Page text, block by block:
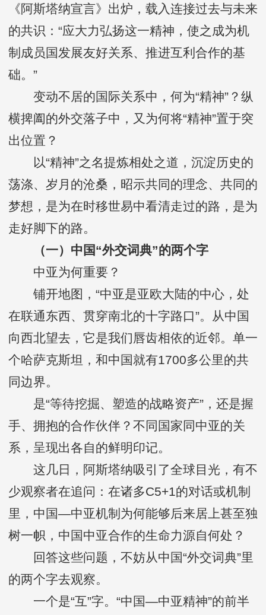
《阿斯塔纳宣言》出炉，载入连接过去与未来
的共识：“应大力弘扬这一精神，使之成为机
制成员国发展友好关系、推进互利合作的基
础。”
变动不居的国际关系中，何为“精神”？纵
横捭阖的外交落子中，又为何将“精神”置于突
出位置？
以“精神”之名提炼相处之道，沉淀历史的
荡涤、岁月的沧桑，昭示共同的理念、共同的
梦想，是为在时移世易中看清走过的路，是为
走好脚下的路。
（一）中国“外交词典”的两个字
中亚为何重要？
铺开地图，“中亚是亚欧大陆的中心，处
在联通东西、贯穿南北的十字路口”。从中国
向西北望去，它是我们唇齿相依的近邻。单一
个哈萨克斯坦，和中国就有1700多公里的共
同边界。
是“等待挖掘、塑造的战略资产”，还是握
手、拥抱的合作伙伴？不同国家同中亚的关
系，呈现出各自的鲜明印记。
这几日，阿斯塔纳吸引了全球目光，有不
少观察者在追问：在诸多C5+1的对话或机制
里，中国—中亚机制为何能够后来居上甚至独
树一帜，中国中亚合作的生命力源自何处？
回答这些问题，不妨从中国“外交词典”里
的两个字去观察。
一个是“互”字。“中国—中亚精神”的前半